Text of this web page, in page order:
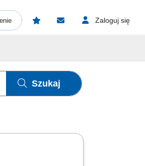
Zaloguj się
Szukaj